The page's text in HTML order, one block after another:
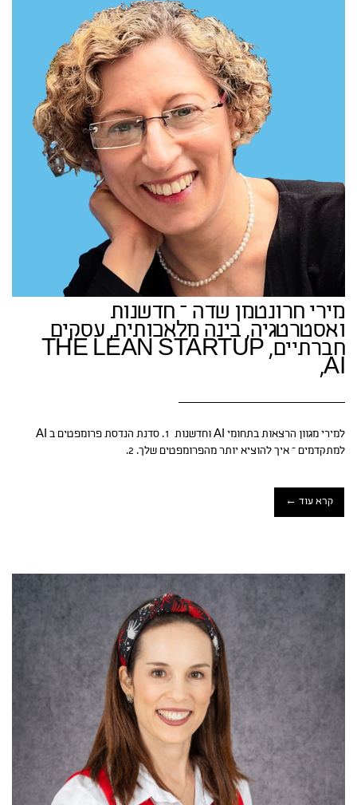
מירי חרונטמן שדה – חדשנות
ואסטרטגיה, בינה מלאכותית, עסקים
חברתיים, THE LEAN STARTUP
,AI
למירי מגוון הרצאות בתחומי AI וחדשנות 1. סדנת הנדסת פרומפטים ב AI
למתקדמים – איך להוציא יותר מהפרומפטים שלך. 2.
קרא עוד ←